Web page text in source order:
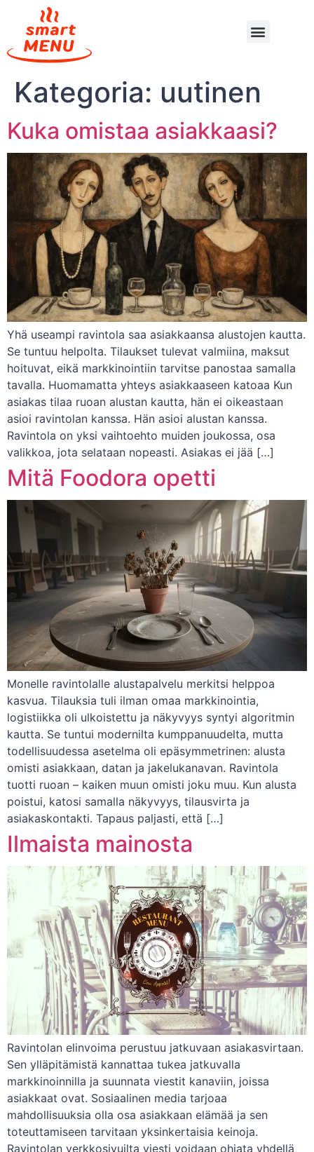
Kategoria: uutinen
Kuka omistaa asiakkaasi?
Yhä useampi ravintola saa asiakkaansa alustojen kautta.
Se tuntuu helpolta. Tilaukset tulevat valmiina, maksut
hoituvat, eikä markkinointiin tarvitse panostaa samalla
tavalla. Huomamatta yhteys asiakkaaseen katoaa Kun
asiakas tilaa ruoan alustan kautta, hän ei oikeastaan
asioi ravintolan kanssa. Hän asioi alustan kanssa.
Ravintola on yksi vaihtoehto muiden joukossa, osa
valikkoa, jota selataan nopeasti. Asiakas ei jää […]
Mitä Foodora opetti
Monelle ravintolalle alustapalvelu merkitsi helppoa
kasvua. Tilauksia tuli ilman omaa markkinointia,
logistiikka oli ulkoistettu ja näkyvyys syntyi algoritmin
kautta. Se tuntui modernilta kumppanuudelta, mutta
todellisuudessa asetelma oli epäsymmetrinen: alusta
omisti asiakkaan, datan ja jakelukanavan. Ravintola
tuotti ruoan – kaiken muun omisti joku muu. Kun alusta
poistui, katosi samalla näkyvyys, tilausvirta ja
asiakaskontakti. Tapaus paljasti, että […]
Ilmaista mainosta
Ravintolan elinvoima perustuu jatkuvaan asiakasvirtaan.
Sen ylläpitämistä kannattaa tukea jatkuvalla
markkinoinnilla ja suunnata viestit kanaviin, joissa
asiakkaat ovat. Sosiaalinen media tarjoaa
mahdollisuuksia olla osa asiakkaan elämää ja sen
toteuttamiseen tarvitaan yksinkertaisia keinoja.
Ravintolan verkkosivuilta viesti voidaan ohjata yhdellä